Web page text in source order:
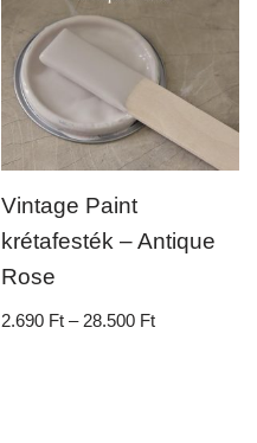
Vintage Paint
krétafesték – Antique
Rose
2.690 Ft – 28.500 Ft